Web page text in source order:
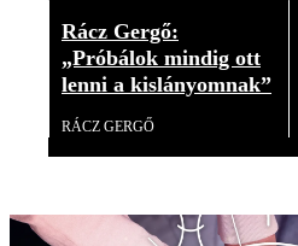
Rácz Gergő:
„Próbálok mindig ott
lenni a kislányomnak”
RÁCZ GERGŐ